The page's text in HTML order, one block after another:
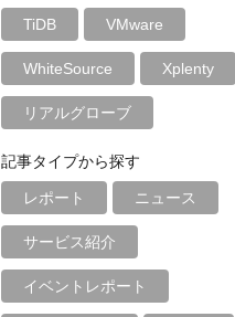
TiDB VMware
WhiteSource Xplenty
リアルグローブ
記事タイプから探す
レポート ニュース
サービス紹介
イベントレポート